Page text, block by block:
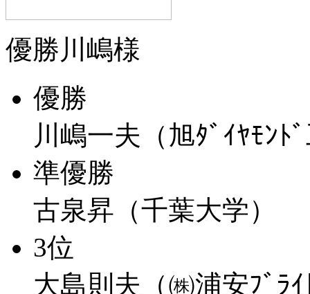
優勝川嶋様
優勝
川嶋一夫（旭ﾀﾞｲﾔﾓﾝﾄ
準優勝
古泉昇（千葉大学）
3位
大島則夫（㈱浦安ﾌﾞﾗｲ